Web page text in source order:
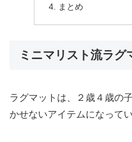
まとめ
ミニマリスト流ラグ
ラグマットは、２歳４歳の
かせないアイテムになってい